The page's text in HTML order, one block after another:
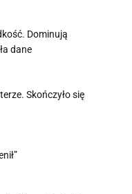
Dominują
dane
Skończyło się